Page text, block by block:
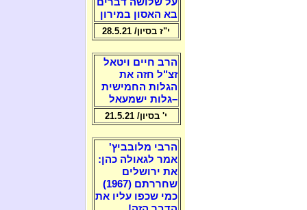
בא האסון במירון
י"ז בסיון/ 28.5.21
הרב חיים ויטאל
זצ"ל חזה את
הגלות החמישית
–גלות ישמעאל
י' בסיון/ 21.5.21
הרבי מלובביץ'
אמר לגאולה כהן:
את ירושלים
שחררתם (1967)
כמי שכפו עליו את